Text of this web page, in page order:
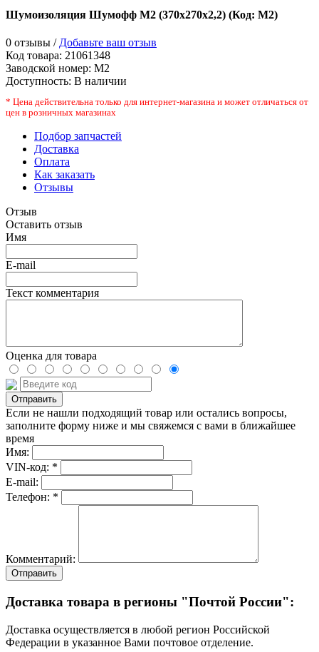
Шумоизоляция Шумофф М2 (370х270х2,2) (Код: М2)
0 отзывы / Добавьте ваш отзыв
Код товара: 21061348
Заводской номер: М2
Доступность: В наличии
* Цена действительна только для интернет-магазина и может отличаться от
цен в розничных магазинах
Подбор запчастей
Доставка
Оплата
Как заказать
Отзывы
Отзыв
Оставить отзыв
Имя
E-mail
Текст комментария
Оценка для товара
Если не нашли подходящий товар или остались вопросы,
заполните форму ниже и мы свяжемся с вами в ближайшее
время
Имя:
VIN-код: *
E-mail:
Телефон: *
Комментарий:
Отправить
Доставка товара в регионы "Почтой России":
Доставка осуществляется в любой регион Российской
Федерации в указанное Вами почтовое отделение.